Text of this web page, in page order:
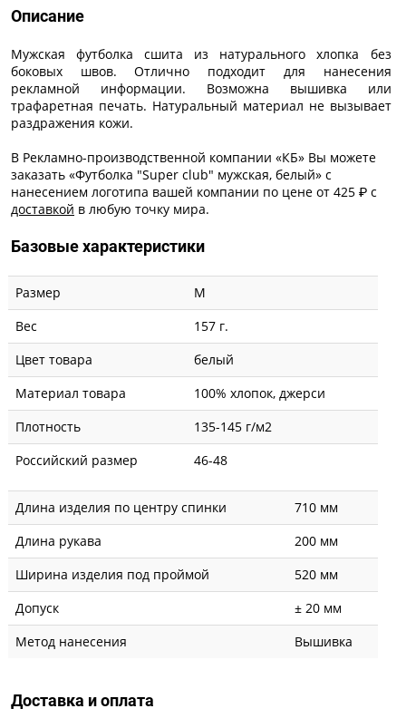
Описание
Мужская футболка сшита из натурального хлопка без
боковых швов. Отлично подходит для нанесения
рекламной информации. Возможна вышивка или
трафаретная печать. Натуральный материал не вызывает
раздражения кожи.
В Рекламно-производственной компании «КБ» Вы можете
заказать «Футболка "Super club" мужская, белый» с
нанесением логотипа вашей компании по цене от 425 ₽ с
доставкой в любую точку мира.
Базовые характеристики
Размер
M
Вес
157 г.
Цвет товара
белый
Материал товара
100% хлопок, джерси
Плотность
135-145 г/м2
Российский размер
46-48
Длина изделия по центру спинки
710 мм
Длина рукава
200 мм
Ширина изделия под проймой
520 мм
Допуск
± 20 мм
Метод нанесения
Вышивка
Доставка и оплата